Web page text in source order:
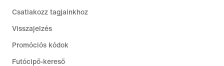
Csatlakozz tagjainkhoz
Visszajelzés
Promóciós kódok
Futócipő-kereső